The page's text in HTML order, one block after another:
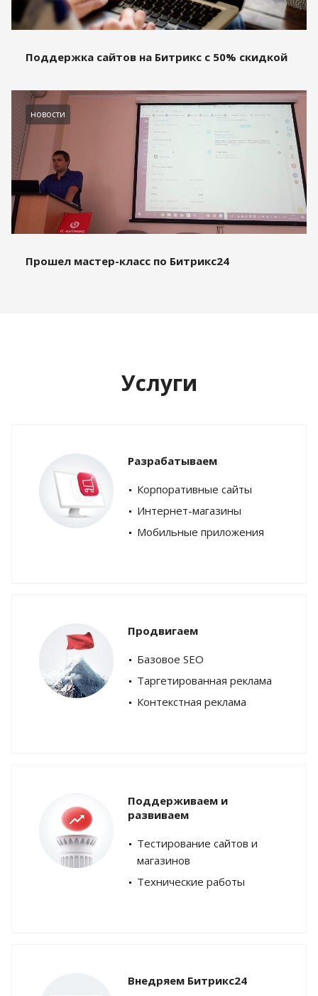
Поддержка сайтов на Битрикс с 50% скидкой
новости
Прошел мастер-класс по Битрикс24
Услуги
Разрабатываем
Корпоративные сайты
Интернет-магазины
Мобильные приложения
Продвигаем
Базовое SEO
Таргетированная реклама
Контекстная реклама
Поддерживаем и
развиваем
Тестирование сайтов и
магазинов
Технические работы
Внедряем Битрикс24